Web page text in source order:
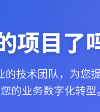
项目了
技术团队，为您
的业务数字化转型。